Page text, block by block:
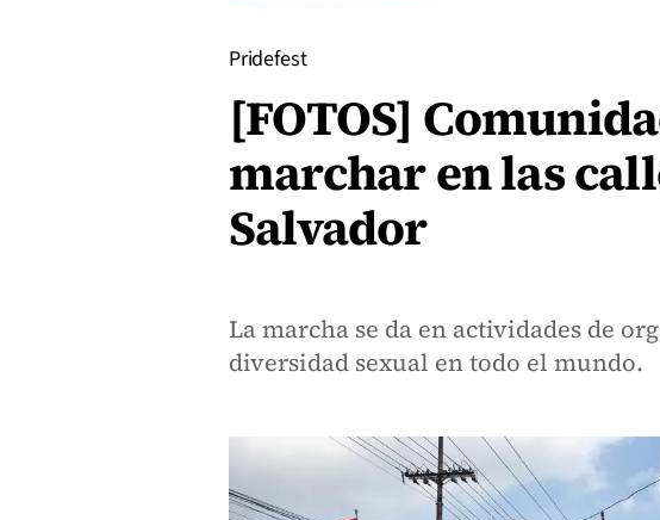
Pridefest
[FOTOS]
marchar en las
Salvador
La marcha se da en actividades de
diversidad sexual en todo el mundo.